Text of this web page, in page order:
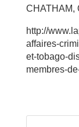
CHATHAM,
http://
affaires-
et-tobago-
membres-